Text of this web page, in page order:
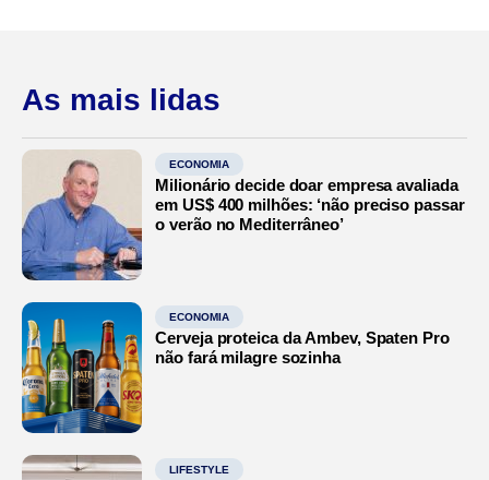
As mais lidas
ECONOMIA
Milionário decide doar empresa avaliada
em US$ 400 milhões: ‘não preciso passar
o verão no Mediterrâneo’
ECONOMIA
Cerveja proteica da Ambev, Spaten Pro
não fará milagre sozinha
LIFESTYLE